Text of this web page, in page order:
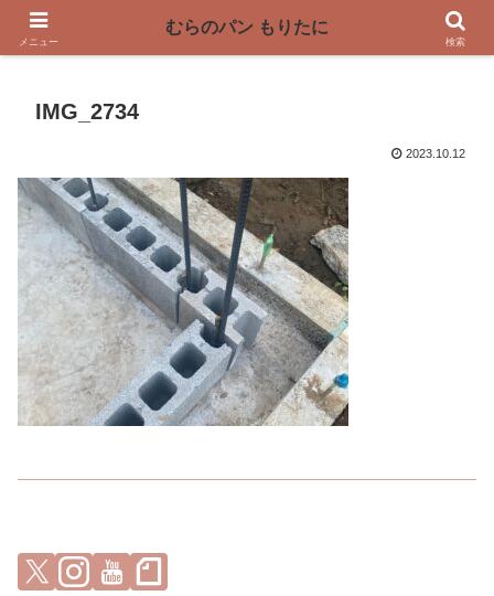
〜奈良県曽爾村の薪窯パン屋〜
IMG_2734
2023.10.12
メニュー
むらのパン もりたに
検索